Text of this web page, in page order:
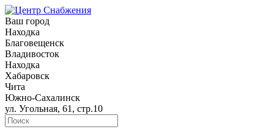
Ваш город
Находка
Благовещенск
Владивосток
Находка
Хабаровск
Чита
Южно-Сахалинск
ул. Угольная, 61, стр.10